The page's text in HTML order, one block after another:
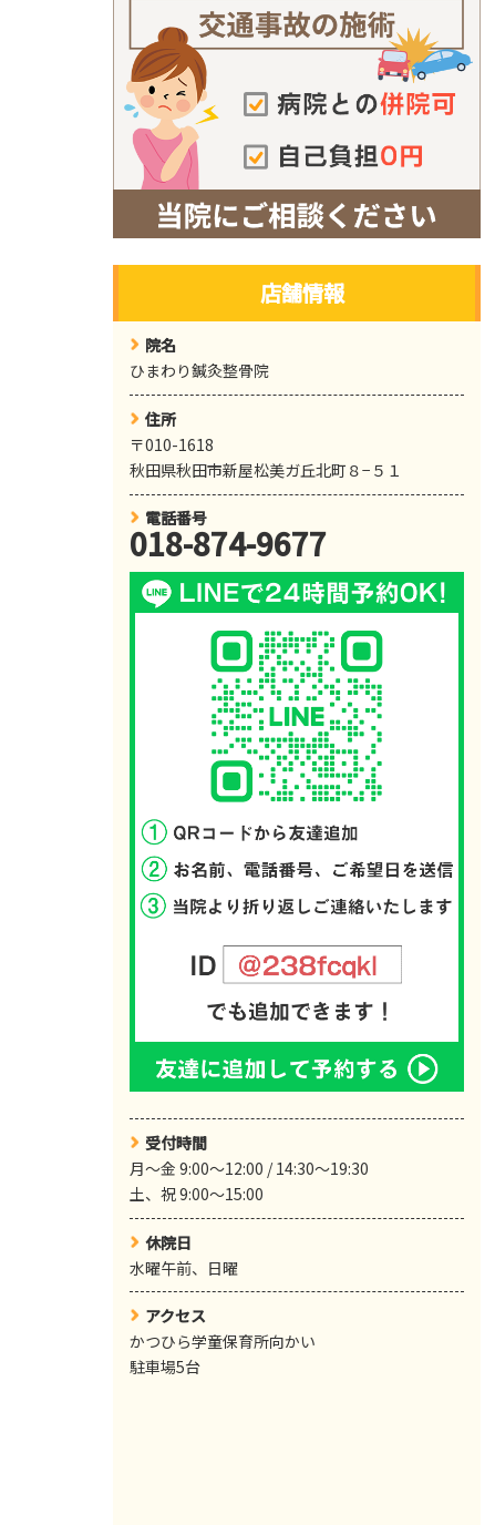
店舗情報
院名
ひまわり鍼灸整骨院
住所
〒010-1618
秋田県秋田市新屋松美ガ丘北町８−５１
電話番号
018-874-9677
受付時間
月～金 9:00～12:00 / 14:30〜19:30
土、祝 9:00～15:00
休院日
水曜午前、日曜
アクセス
かつひら学童保育所向かい
駐車場5台